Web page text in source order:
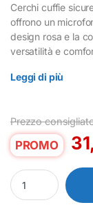
Cerchi cuffie
offrono un
design rosa e la
versatilità e
Leggi di più
Prezzo
PROMO
Cuffie On-Ear